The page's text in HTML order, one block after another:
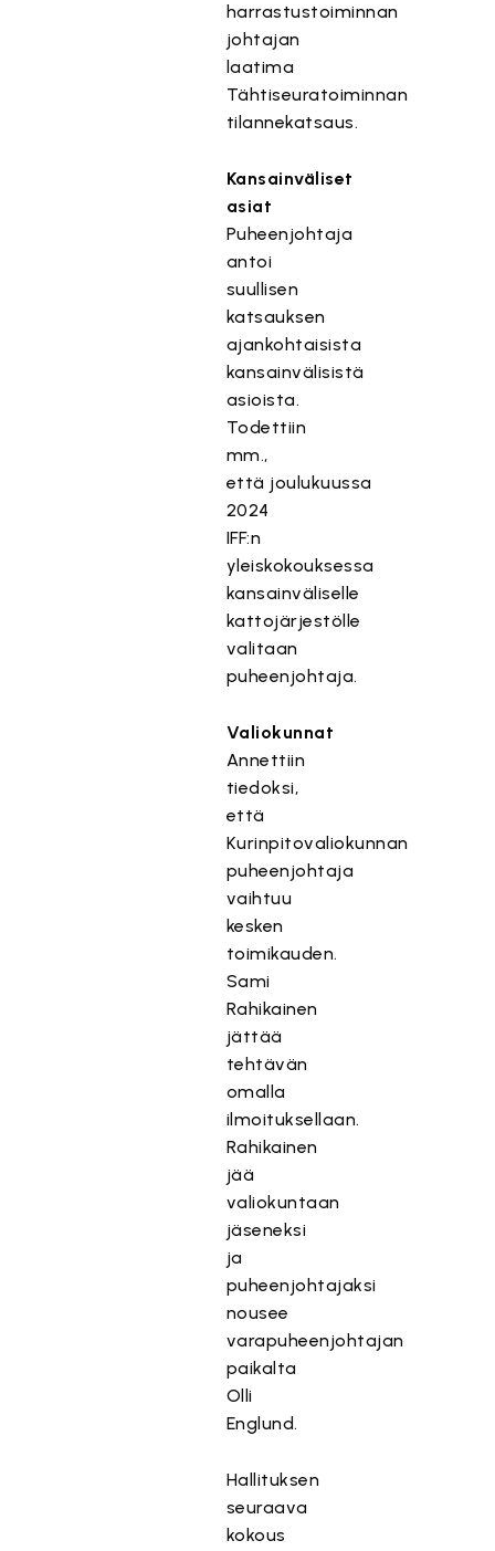
harrastustoiminnan
johtajan
laatima
Tähtiseuratoiminnan
tilannekatsaus.
Kansainväliset
asiat
Puheenjohtaja
antoi
suullisen
katsauksen
ajankohtaisista
kansainvälisistä
asioista.
Todettiin
mm.,
että joulukuussa
2024
IFF:n
yleiskokouksessa
kansainväliselle
kattojärjestölle
valitaan
puheenjohtaja.
Valiokunnat
Annettiin
tiedoksi,
että
Kurinpitovaliokunnan
puheenjohtaja
vaihtuu
kesken
toimikauden.
Sami
Rahikainen
jättää
tehtävän
omalla
ilmoituksellaan.
Rahikainen
jää
valiokuntaan
jäseneksi
ja
puheenjohtajaksi
nousee
varapuheenjohtajan
paikalta
Olli
Englund.
Hallituksen
seuraava
kokous